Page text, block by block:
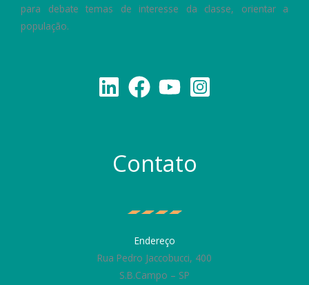
para debate temas de interesse da classe, orientar a
população.
Contato
Endereço
Rua Pedro Jaccobucci, 400
S.B.Campo – SP